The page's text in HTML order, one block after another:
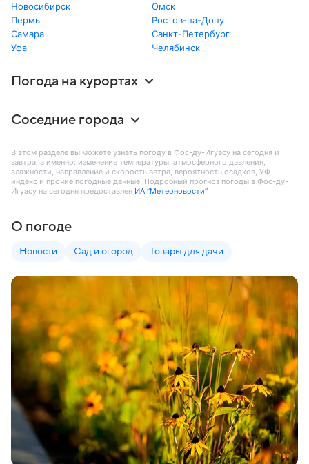
Новосибирск
Омск
Пермь
Ростов-на-Дону
Самара
Санкт-Петербург
Уфа
Челябинск
Погода на курортах
Соседние города
В этом разделе вы можете узнать погоду в Фос-ду-Игуасу на сегодня и
завтра, а именно: изменение температуры, атмосферного давления,
влажности, направление и скорость ветра, вероятность осадков, УФ-
индекс и прочие погодные данные. Подробный прогноз погоды в Фос-ду-
Игуасу на сегодня предоставлен ИА “Метеоновости”.
О погоде
Новости Сад и огород Товары для дачи